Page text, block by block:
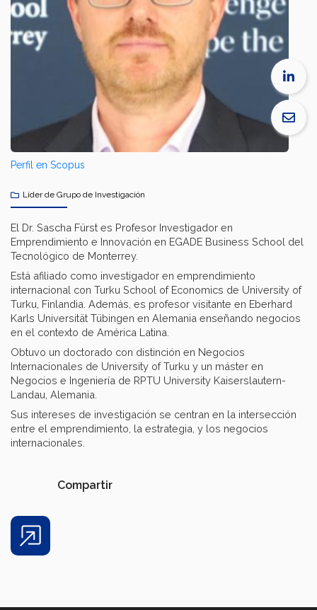
Perfil en Scopus
Líder de Grupo de Investigación
El Dr. Sascha Fürst es Profesor Investigador en
Emprendimiento e Innovación en EGADE Business School del
Tecnológico de Monterrey.
Está afiliado como investigador en emprendimiento
internacional con Turku School of Economics de University of
Turku, Finlandia. Además, es profesor visitante en Eberhard
Karls Universität Tübingen en Alemania enseñando negocios
en el contexto de América Latina.
Obtuvo un doctorado con distinción en Negocios
Internacionales de University of Turku y un máster en
Negocios e Ingeniería de RPTU University Kaiserslautern-
Landau, Alemania.
Sus intereses de investigación se centran en la intersección
entre el emprendimiento, la estrategia, y los negocios
internacionales.
Share
Compartir